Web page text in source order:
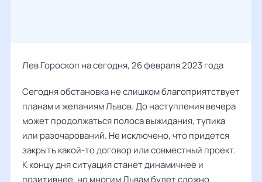
Лев Гороскоп на сегодня, 26 февраля 2023 года
Сегодня обстановка не слишком благоприятствует
планам и желаниям Львов. До наступления вечера
может продолжаться полоса выжидания, тупика
или разочарований. Не исключено, что придется
закрыть какой-то договор или совместный проект.
К концу дня ситуация станет динамичнее и
позитивнее, но многим Львам будет сложно